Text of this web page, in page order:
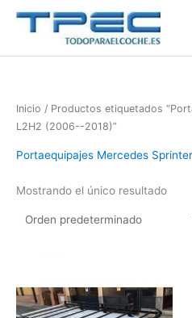
Inicio / Productos etiquetados
L2H2 (2006--2018)”
Portaequipajes Mercedes
Mostrando el único resultado